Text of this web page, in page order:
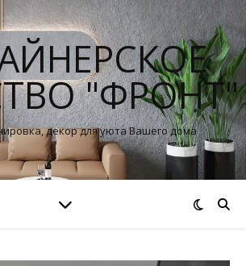
"ФРОНТ"
декор для уюта Вашего дома